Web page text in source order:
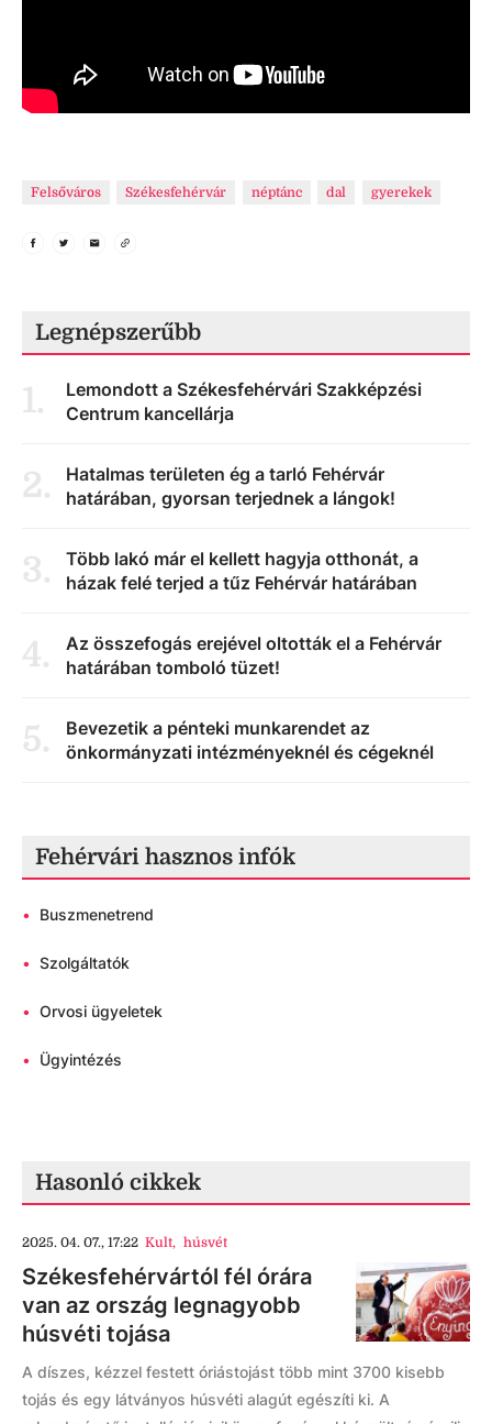
Felsőváros Székesfehérvár néptánc dal gyerekek
Legnépszerűbb
1.
Lemondott a Székesfehérvári Szakképzési
Centrum kancellárja
2.
Hatalmas területen ég a tarló Fehérvár
határában, gyorsan terjednek a lángok!
3.
Több lakó már el kellett hagyja otthonát, a
házak felé terjed a tűz Fehérvár határában
4.
Az összefogás erejével oltották el a Fehérvár
határában tomboló tüzet!
5.
Bevezetik a pénteki munkarendet az
önkormányzati intézményeknél és cégeknél
Fehérvári hasznos infók
• Buszmenetrend
• Szolgáltatók
• Orvosi ügyeletek
• Ügyintézés
Hasonló cikkek
2025. 04. 07., 17:22 Kult, húsvét
Székesfehérvártól fél órára
van az ország legnagyobb
húsvéti tojása
A díszes, kézzel festett óriástojást több mint 3700 kisebb
tojás és egy látványos húsvéti alagút egészíti ki. A